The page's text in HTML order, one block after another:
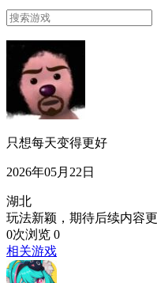
只想每天变得更好
2026年05月22日
湖北
玩法新颖，期待后续内容
0次浏览 0
相关游戏